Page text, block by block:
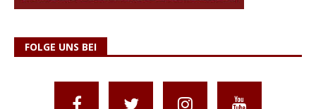
FOLGE UNS BEI